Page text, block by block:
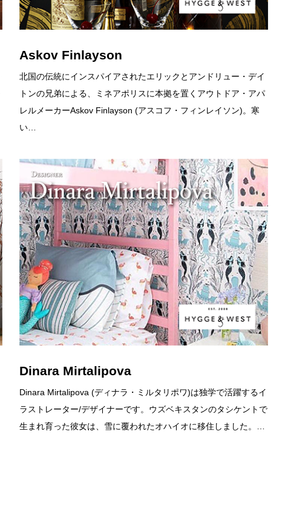
Askov Finlayson
北国の伝統にインスパイアされたエリックとアンドリュー・デイ
トンの兄弟による、ミネアポリスに本拠を置くアウトドア・アパ
レルメーカーAskov Finlayson (アスコフ・フィンレイソン)。寒
い…
Dinara Mirtalipova
Dinara Mirtalipova (ディナラ・ミルタリポワ)は独学で活躍するイ
ラストレーター/デザイナーです。ウズベキスタンのタシケントで
生まれ育った彼女は、雪に覆われたオハイオに移住しました。…